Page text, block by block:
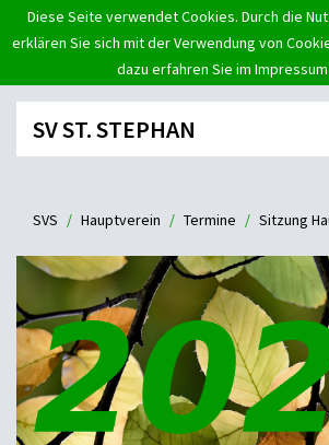
Diese Seite verwendet Cookies. Durch die
erklären Sie sich mit der Verwendung von
dazu erfahren Sie im Impressum.
SV ST. STEPHAN
SVS Hauptverein Termine Sitzung